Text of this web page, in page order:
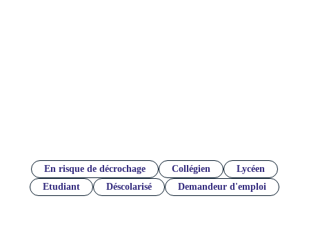
En risque de décrochage Collégien
Lycéen
Etudiant
Déscolarisé Demandeur d'emploi